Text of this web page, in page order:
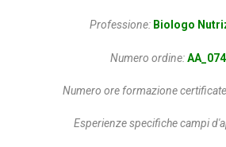
Professione:Biologo
Numero ordine:
Numero ore formazione
Esperienze specifiche campi